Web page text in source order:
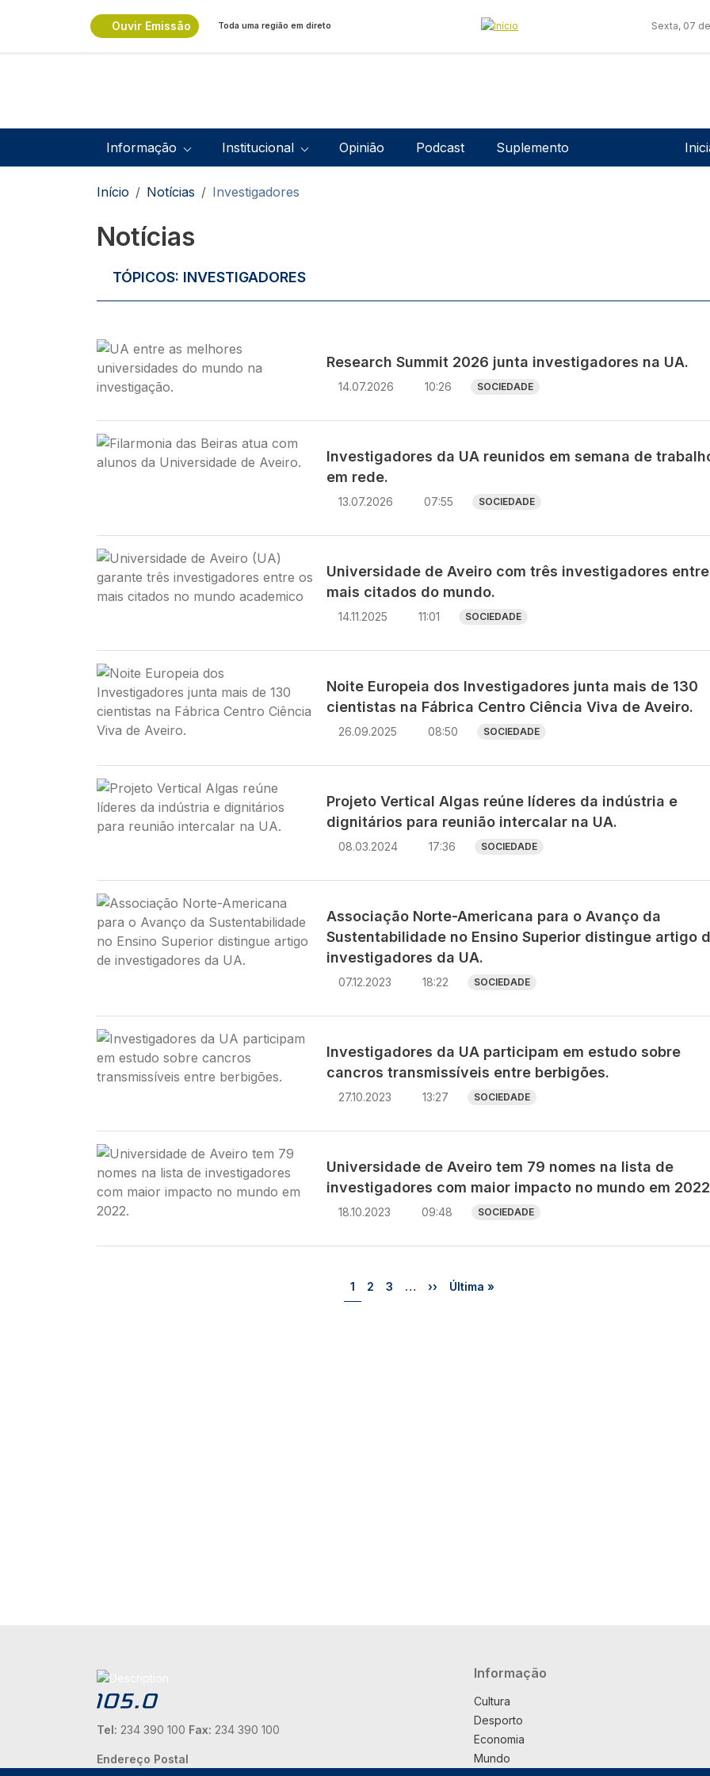
Ouvir Emissão Toda uma região em direto Sexta, 07
Navegação principal
Informação Institucional Opinião Podcast Suplemento
Navegação estrutural
Início Notícias Investigadores
Notícias
TÓPICOS: INVESTIGADORES
Imagem
Research Summit 2026 junta investigadores na UA.
14.07.2026 10:26 SOCIEDADE
Imagem
Investigadores da UA reunidos em semana de
em rede.
13.07.2026 07:55 SOCIEDADE
Imagem
Universidade de Aveiro com três investigadores
mais citados do mundo.
14.11.2025 11:01 SOCIEDADE
Imagem
Noite Europeia dos Investigadores junta mais de 130
cientistas na Fábrica Centro Ciência Viva de Aveiro.
26.09.2025 08:50 SOCIEDADE
Imagem
Projeto Vertical Algas reúne líderes da indústria e
dignitários para reunião intercalar na UA.
08.03.2024 17:36 SOCIEDADE
Imagem
Associação Norte-Americana para o Avanço da
Sustentabilidade no Ensino Superior distingue artigo
investigadores da UA.
07.12.2023 18:22 SOCIEDADE
Imagem
Investigadores da UA participam em estudo sobre
cancros transmissíveis entre berbigões.
27.10.2023 13:27 SOCIEDADE
Imagem
Universidade de Aveiro tem 79 nomes na lista de
investigadores com maior impacto no mundo em
18.10.2023 09:48 SOCIEDADE
Página
1 Página
2 Página
3 … Próxima página
›› Última página
Última »
Tel: 234 390 100 Fax: 234 390 100
Endereço Postal
Navegação principal
Informação
Cultura
Desporto
Economia
Mundo